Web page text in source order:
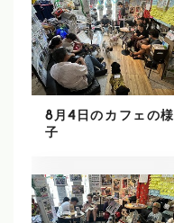
8月4日のカフェの様
子